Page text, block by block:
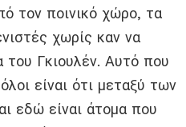
τον ποινικό χώρο, τα
χωρίς καν να
του Γκιουλέν. Αυτό που
είναι ότι μεταξύ των
εδώ είναι άτομα που